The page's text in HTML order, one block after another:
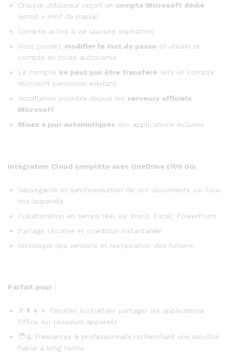
Chaque utilisateur reçoit un compte Microsoft dédié
(email + mot de passe)
Compte activé à vie (aucune expiration)
Vous pouvez modifier le mot de passe et utiliser le
compte en toute autonomie
Le compte ne peut pas être transféré vers un compte
Microsoft personnel existant
Installation possible depuis les serveurs officiels
Microsoft
Mises à jour automatiques des applications incluses
Intégration Cloud complète avec OneDrive (100 Go)
Sauvegarde et synchronisation de vos documents sur tous
vos appareils
Collaboration en temps réel sur Word, Excel, PowerPoint
Partage sécurisé et coédition instantanée
Historique des versions et restauration des fichiers
Parfait pour :
👨‍👩‍👧‍👦 Familles souhaitant partager les applications
Office sur plusieurs appareils
🧑‍💻 Freelances & professionnels recherchant une solution
fiable à long terme